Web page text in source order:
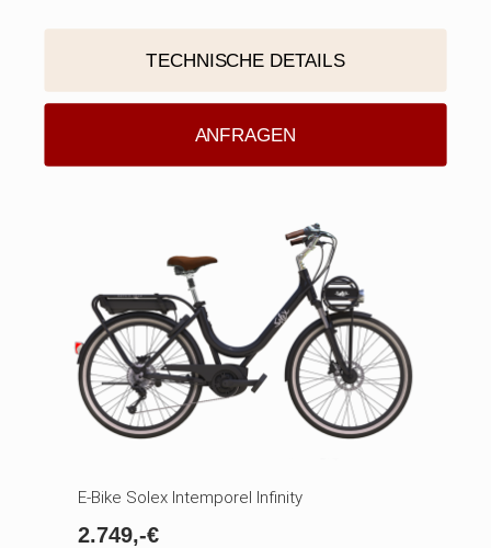
TECHNISCHE DETAILS
ANFRAGEN
E-Bike Solex Intemporel Infinity
2.749,-€